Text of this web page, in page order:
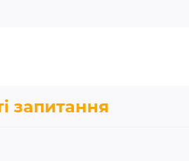
запитання